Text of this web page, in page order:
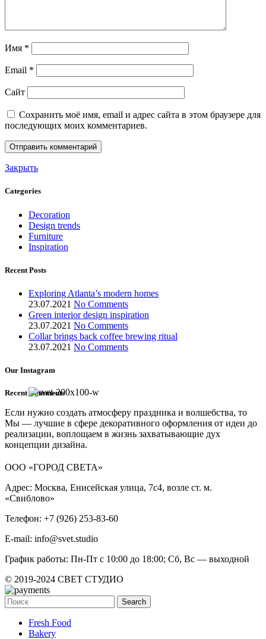
Имя *
Email *
Сайт
Сохранить моё имя, email и адрес сайта в этом браузере для
последующих моих комментариев.
Закрыть
Categories
Decoration
Design trends
Furniture
Inspiration
Recent Posts
Exploring Atlanta’s modern homes
23.07.2021 No Comments
Green interior design inspiration
23.07.2021 No Comments
Collar brings back coffee brewing ritual
23.07.2021 No Comments
Our Instagram
Recent Comments
Если нужно создать атмосферу праздника и волшебства, то
Мы — лучшие в сфере декоративного оформления от идеи до
реализации, воплощаем в жизнь захватывающие дух
концепции дизайна.
ООО «ГОРОД СВЕТА»
Адрес: Москва, Енисейская улица, 7с4, возле ст. м.
«Свиблово»
Телефон: +7 (926) 253-83-60
E-mail: info@svet.studio
График работы: Пн-Пт с 10:00 до 18:00; Сб, Вс — выходной
© 2019-2024 СВЕТ СТУДИО
Search
Fresh Food
Bakery